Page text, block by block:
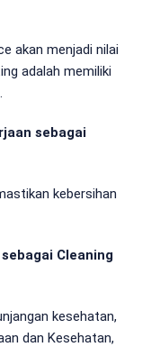
akan menjadi nilai
adalah memiliki
sebagai
kebersihan
Cleaning
kesehatan,
dan Kesehatan,